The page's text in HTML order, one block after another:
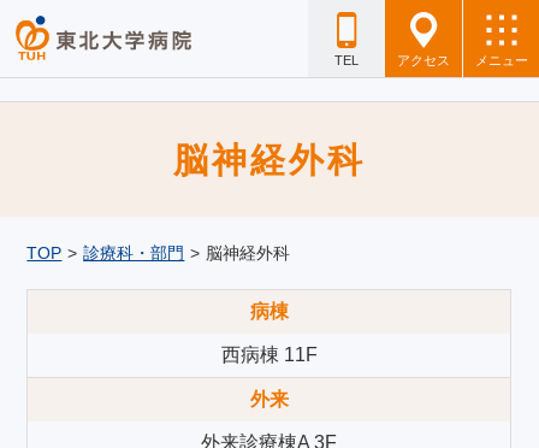
TEL アクセス メニュー
脳神経外科
TOP > 診療科・部門 > 脳神経外科
病棟
西病棟 11F
外来
外来診療棟A 3F